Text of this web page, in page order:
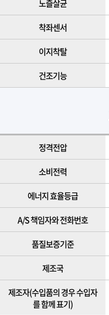
노즐살균
착좌센서
이지착탈
건조기능
정격전압
소비전력
에너지 효율등급
A/S 책임자와 전화번호
품질보증기준
제조국
제조자(수입품의 경우 수입자
를 함께 표기)